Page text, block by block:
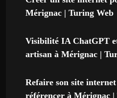
Mérignac | Turing Web
Visibilité IA ChatGPT
artisan à Mérignac |
Refaire son site
référencer à Mérignac